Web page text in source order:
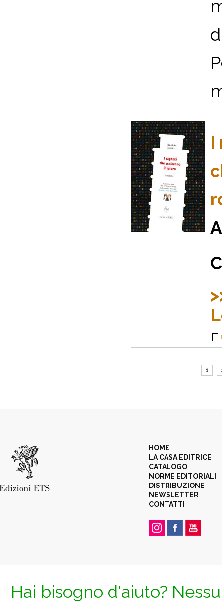
I
1
HOME
LA CASA EDITRICE
CATALOGO
NORME EDITORIALI
DISTRIBUZIONE
NEWSLETTER
CONTATTI
Hai bisogno d'aiuto?